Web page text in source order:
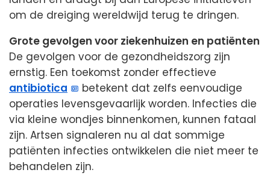
om de dreiging wereldwijd terug te dringen.
Grote gevolgen voor ziekenhuizen en patiënten
De gevolgen voor de gezondheidszorg zijn
ernstig. Een toekomst zonder effectieve
antibiotica
betekent dat zelfs eenvoudige
operaties levensgevaarlijk worden. Infecties die
via kleine wondjes binnenkomen, kunnen fataal
zijn. Artsen signaleren nu al dat sommige
patiënten infecties ontwikkelen die niet meer te
behandelen zijn.